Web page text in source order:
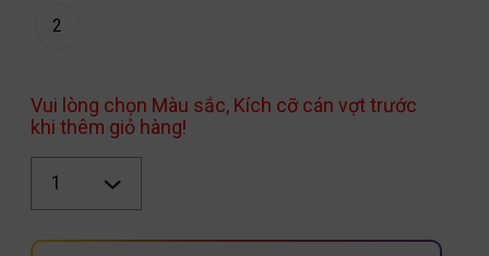
2
Vui lòng chọn Màu sắc, Kích cỡ cán vợt trước
khi thêm giỏ hàng!
lượng